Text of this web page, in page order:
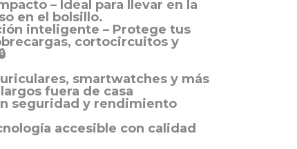
– Ideal para llevar en la
en el bolsillo.
inteligente – Protege tus
cortocircuitos y
smartwatches y más
fuera de casa
seguridad y rendimiento
accesible con calidad